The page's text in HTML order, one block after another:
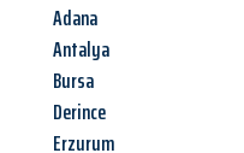
Adana
Antalya
Bursa
Derince
Erzurum